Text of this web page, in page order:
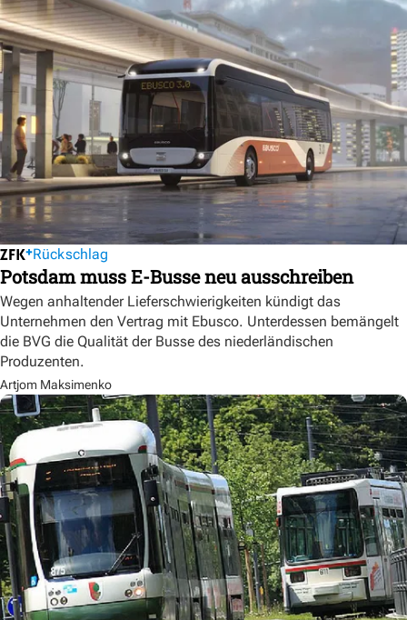
Rückschlag
Potsdam muss E-Busse neu ausschreiben
Wegen anhaltender Lieferschwierigkeiten kündigt das
Unternehmen den Vertrag mit Ebusco. Unterdessen bemängelt
die BVG die Qualität der Busse des niederländischen
Produzenten.
Artjom Maksimenko